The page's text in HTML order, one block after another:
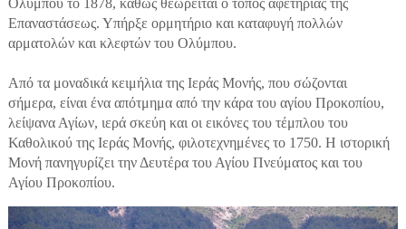
Ολύμπου το 1878, καθώς θεωρείται ο τόπος αφετηρίας της
Επαναστάσεως. Υπήρξε ορμητήριο και καταφυγή πολλών
αρματολών και κλεφτών του Ολύμπου.
Από τα μοναδικά κειμήλια της Ιεράς Μονής, που σώζονται
σήμερα, είναι ένα απότμημα από την κάρα του αγίου Προκοπίου,
λείψανα Αγίων, ιερά σκεύη και οι εικόνες του τέμπλου του
Καθολικού της Ιεράς Μονής, φιλοτεχνημένες το 1750. Η ιστορική
Μονή πανηγυρίζει την Δευτέρα του Αγίου Πνεύματος και του
Αγίου Προκοπίου.